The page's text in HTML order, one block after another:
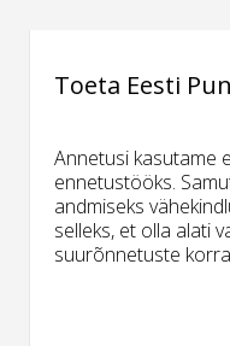
Toeta Eesti
Annetusi kasutame
ennetustööks.
andmiseks
selleks, et olla alati
suurõnnetuste